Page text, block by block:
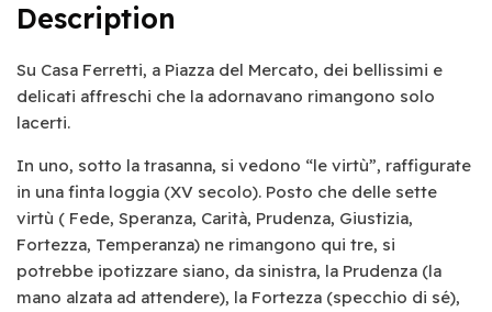
Description
Su Casa Ferretti, a Piazza del Mercato, dei bellissimi e
delicati affreschi che la adornavano rimangono solo
lacerti.
In uno, sotto la trasanna, si vedono “le virtù”, raffigurate
in una finta loggia (XV secolo). Posto che delle sette
virtù ( Fede, Speranza, Carità, Prudenza, Giustizia,
Fortezza, Temperanza) ne rimangono qui tre, si
potrebbe ipotizzare siano, da sinistra, la Prudenza (la
mano alzata ad attendere), la Fortezza (specchio di sé),